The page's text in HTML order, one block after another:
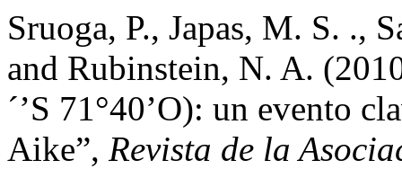
Sruoga, P., Japas, M. S. .,
and Rubinstein, N. A.
´’S 71°40’O): un evento
Aike”, Revista de la